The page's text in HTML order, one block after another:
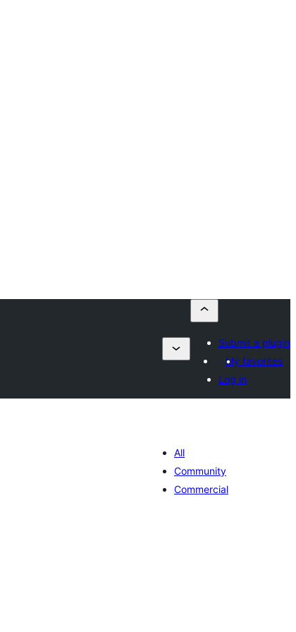
Submit a plugin
My favorites
Log in
All
Community
Commercial